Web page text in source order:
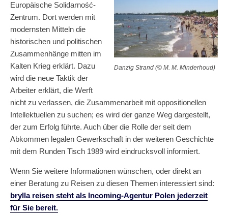
Danzig Strand (© M. M. Minderhoud)
Europäische Solidarność-
Zentrum. Dort werden mit
modernsten Mitteln die
historischen und politischen
Zusammenhänge mitten im
Kalten Krieg erklärt. Dazu
wird die neue Taktik der
Arbeiter erklärt, die Werft
nicht zu verlassen, die Zusammenarbeit mit oppositionellen
Intellektuellen zu suchen; es wird der ganze Weg dargestellt,
der zum Erfolg führte. Auch über die Rolle der seit dem
Abkommen legalen Gewerkschaft in der weiteren Geschichte
mit dem Runden Tisch 1989 wird eindrucksvoll informiert.
Wenn Sie weitere Informationen wünschen, oder direkt an
einer Beratung zu Reisen zu diesen Themen interessiert sind:
brylla reisen steht als Incoming-Agentur Polen jederzeit
für Sie bereit.